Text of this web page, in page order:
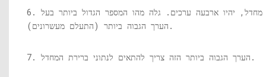
6. כעת, בצד ימין למעט ברירת מחדל, יהיו ארבעה ערכים. גלה מהו המספר הגדול ביותר בעל
הערך הגבוה ביותר (התעלם מעשרונים).
7. הערך הגבוה ביותר הזה צריך להתאים לנתוני ברירת המחדל.